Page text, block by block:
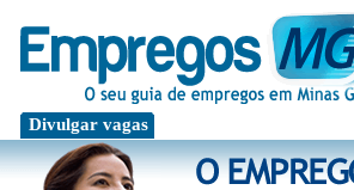
Divulgar vagas